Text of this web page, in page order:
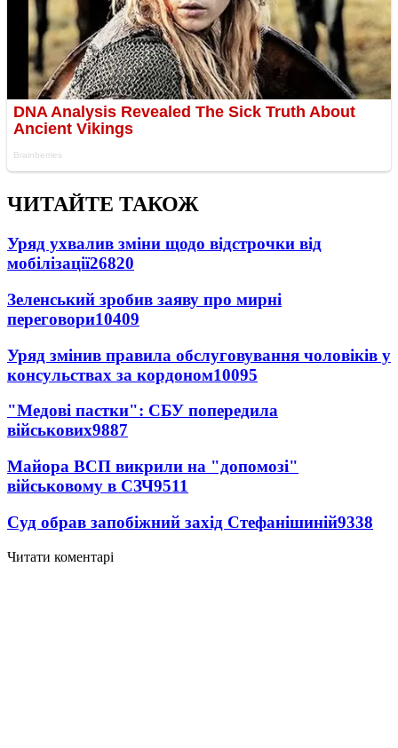
ЧИТАЙТЕ ТАКОЖ
Уряд ухвалив зміни щодо відстрочки від
мобілізації26820
Зеленський зробив заяву про мирні
переговори10409
Уряд змінив правила обслуговування чоловіків у
консульствах за кордоном10095
"Медові пастки": СБУ попередила
військових9887
Майора ВСП викрили на "допомозі"
військовому в СЗЧ9511
Суд обрав запобіжний захід Стефанішиній9338
Читати коментарі